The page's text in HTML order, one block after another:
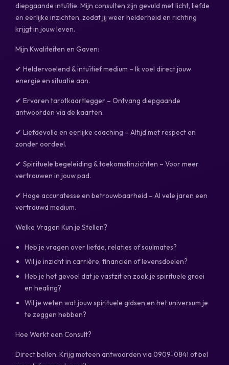
diepgaande intuïtie. Mijn consulten zijn gevuld met licht, liefde
en eerlijke inzichten, zodat jij weer helderheid en richting
krijgt in jouw leven.
Mijn Kwaliteiten en Gaven:
✔ Heldervoelend & intuïtief medium – Ik voel direct jouw
energie en situatie aan.
✔ Ervaren tarotkaartlegger – Ontvang diepgaande
antwoorden via de kaarten.
✔ Liefdevolle en eerlijke coaching – Altijd met respect en
zonder oordeel.
✔ Spirituele begeleiding & toekomstinzichten – Voor meer
vertrouwen in jouw pad.
✔ Hoge accuratesse en betrouwbaarheid – Al vele jaren een
vertrouwd medium.
Welke Vragen Kun je Stellen?
Heb je vragen over liefde, relaties of soulmates?
Wil je inzicht in carrière, financiën of levensdoelen?
Heb je het gevoel dat je vastzit en zoek je spirituele groei
en healing?
Wil je weten wat jouw spirituele gidsen en het universum je
te zeggen hebben?
Hoe Werkt een Consult?
Direct bellen: Krijg meteen antwoorden via 0909-0841 of bel